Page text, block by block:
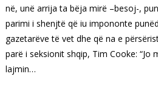
në, unë arrija ta bëja mirë –besoj-,
parimi i shenjtë që iu impononte
gazetarëve të vet dhe që na e
parë i seksionit shqip, Tim Cooke: “Jo
lajmin…